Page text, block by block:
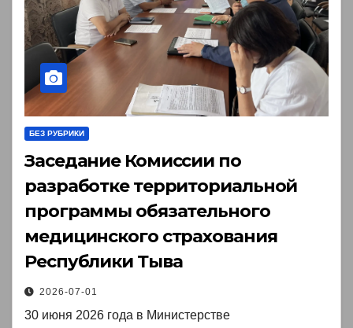
БЕЗ РУБРИКИ
Заседание Комиссии по
разработке территориальной
программы обязательного
медицинского страхования
Республики Тыва
2026-07-01
30 июня 2026 года в Министерстве